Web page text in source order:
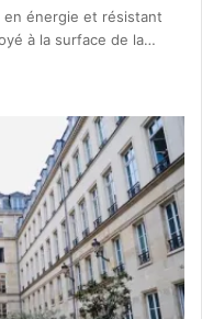
en énergie et résistant
à la surface de la…